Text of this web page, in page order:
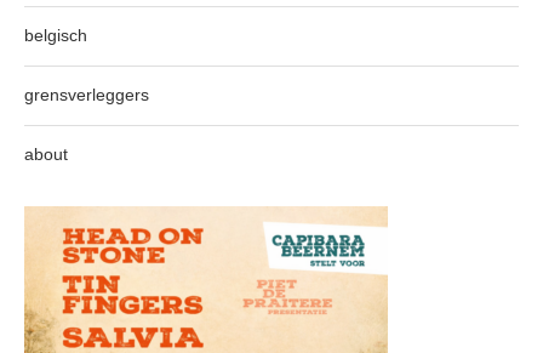
belgisch
grensverleggers
about